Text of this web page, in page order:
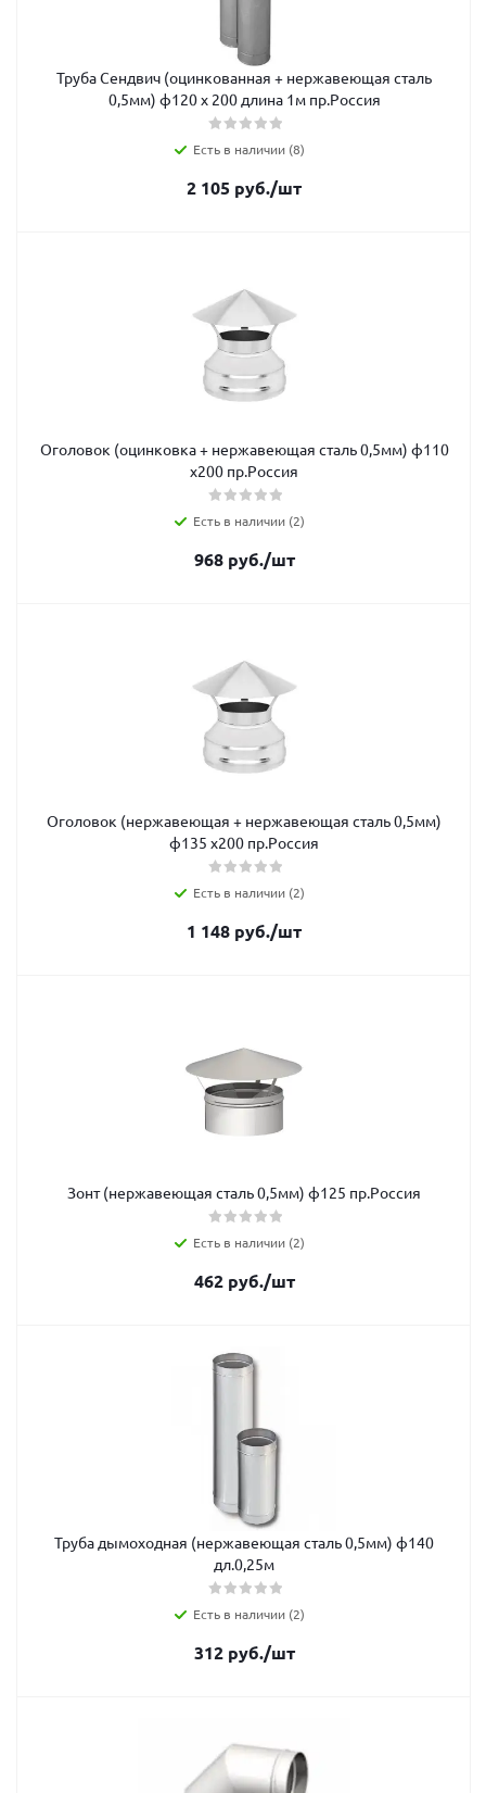
Труба Сендвич (оцинкованная + нержавеющая сталь
0,5мм) ф120 х 200 длина 1м пр.Россия
Есть в наличии (8)
2 105 руб./шт
Оголовок (оцинковка + нержавеющая сталь 0,5мм) ф110
х200 пр.Россия
Есть в наличии (2)
968руб./шт
Оголовок (нержавеющая + нержавеющая сталь 0,5мм)
ф135 х200 пр.Россия
Есть в наличии (2)
1 148 руб./шт
Зонт (нержавеющая сталь 0,5мм) ф125 пр.Россия
Есть в наличии (2)
462руб./шт
Труба дымоходная (нержавеющая сталь 0,5мм) ф140
дл.0,25м
Есть в наличии (2)
312руб./шт